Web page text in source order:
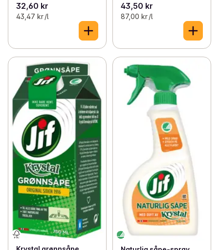
32,60 kr
43,47 kr /l
43,50 kr
87,00 kr /l